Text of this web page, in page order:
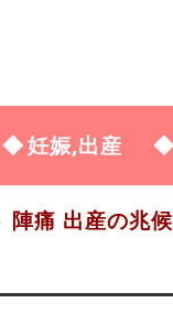
妊娠,出産
陣痛 出産の兆候